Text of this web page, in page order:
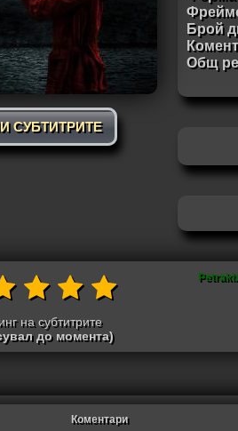
СУБТИТРИТЕ
Брой
Общ
на субтитрите
до момента)
Коментари